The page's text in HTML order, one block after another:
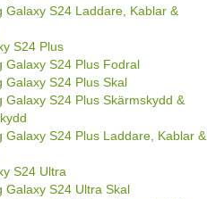
Galaxy S24 Laddare, Kablar &
S24 Plus
Galaxy S24 Plus Fodral
Galaxy S24 Plus Skal
Galaxy S24 Plus Skärmskydd &
Galaxy S24 Plus Laddare, Kablar &
S24 Ultra
Galaxy S24 Ultra Skal